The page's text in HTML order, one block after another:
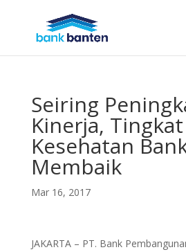
Seiring
Kinerja, Tingkat
Kesehatan
Membaik
Mar 16, 2017
JAKARTA – PT. Bank